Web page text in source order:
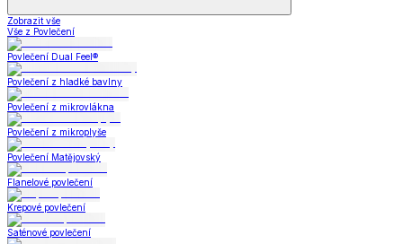
Zobrazit vše
Vše z Povlečení
Povlečení Dual Feel®
Povlečení z hladké bavlny
Povlečení z mikrovlákna
Povlečení z mikroplyše
Povlečení Matějovský
Flanelové povlečení
Krepové povlečení
Saténové povlečení